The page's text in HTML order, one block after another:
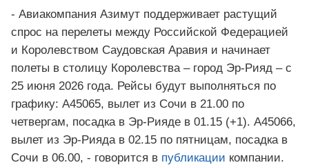
- Авиакомпания Азимут поддерживает растущий
спрос на перелеты между Российской Федерацией
и Королевством Саудовская Аравия и начинает
полеты в столицу Королевства – город Эр-Рияд – с
25 июня 2026 года. Рейсы будут выполняться по
графику: А45065, вылет из Сочи в 21.00 по
четвергам, посадка в Эр-Рияде в 01.15 (+1). А45066,
вылет из Эр-Рияда в 02.15 по пятницам, посадка в
Сочи в 06.00, - говорится в публикации компании.